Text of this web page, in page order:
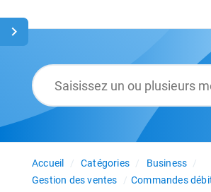
Glossaire
Français
Accueil
Catégories
Business
Gestion des ventes
Commandes